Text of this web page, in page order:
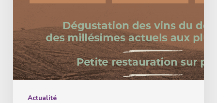
Actualité
passion
à
Turckheim